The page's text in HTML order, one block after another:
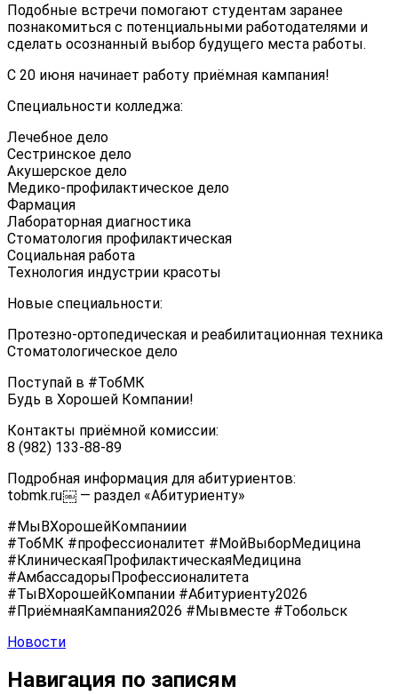
Подобные встречи помогают студентам заранее
познакомиться с потенциальными работодателями и
сделать осознанный выбор будущего места работы.
С 20 июня начинает работу приёмная кампания!
Специальности колледжа:
Лечебное дело
Сестринское дело
Акушерское дело
Медико-профилактическое дело
Фармация
Лабораторная диагностика
Стоматология профилактическая
Социальная работа
Технология индустрии красоты
Новые специальности:
Протезно-ортопедическая и реабилитационная техника
Стоматологическое дело
Поступай в #ТобМК
Будь в Хорошей Компании!
Контакты приёмной комиссии:
8 (982) 133-88-89
Подробная информация для абитуриентов:
tobmk.ru￼ — раздел «Абитуриенту»
#МыВХорошейКомпаниии
#ТобМК #профессионалитет #МойВыборМедицина
#КлиническаяПрофилактическаяМедицина
#АмбассадорыПрофессионалитета
#ТыВХорошейКомпании #Абитуриенту2026
#ПриёмнаяКампания2026 #Мывместе #Тобольск
Новости
Навигация по записям